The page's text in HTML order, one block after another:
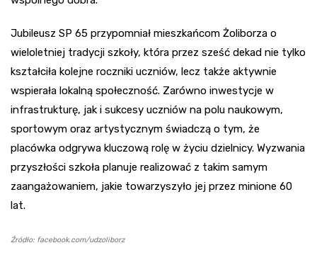
Jubileusz SP 65 przypomniał mieszkańcom Żoliborza o
wieloletniej tradycji szkoły, która przez sześć dekad nie tylko
kształciła kolejne roczniki uczniów, lecz także aktywnie
wspierała lokalną społeczność. Zarówno inwestycje w
infrastrukturę, jak i sukcesy uczniów na polu naukowym,
sportowym oraz artystycznym świadczą o tym, że
placówka odgrywa kluczową rolę w życiu dzielnicy. Wyzwania
przyszłości szkoła planuje realizować z takim samym
zaangażowaniem, jakie towarzyszyło jej przez minione 60
lat.
Źródło: facebook.com/udzoliborz